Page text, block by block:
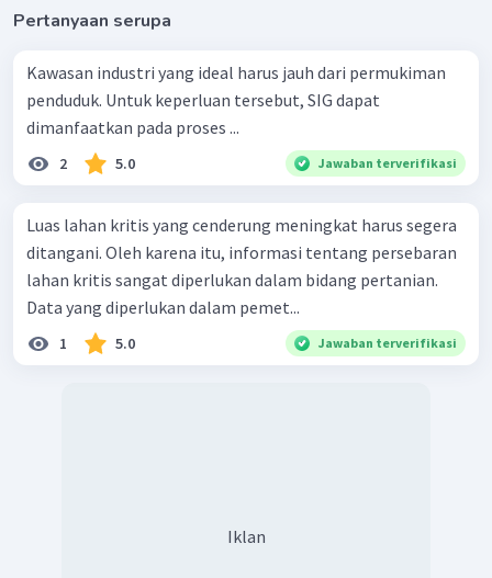
Pertanyaan serupa
Kawasan industri yang ideal harus jauh dari permukiman
penduduk. Untuk keperluan tersebut, SIG dapat
dimanfaatkan pada proses ...
2 5.0 Jawaban terverifikasi
Luas lahan kritis yang cenderung meningkat harus segera
ditangani. Oleh karena itu, informasi tentang persebaran
lahan kritis sangat diperlukan dalam bidang pertanian.
Data yang diperlukan dalam pemet...
1 5.0 Jawaban terverifikasi
Iklan